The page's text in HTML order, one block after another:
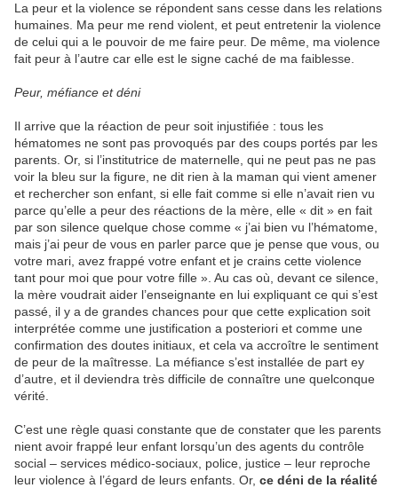
La peur et la violence se répondent sans cesse dans les relations
humaines. Ma peur me rend violent, et peut entretenir la violence
de celui qui a le pouvoir de me faire peur. De même, ma violence
fait peur à l’autre car elle est le signe caché de ma faiblesse.
Peur, méfiance et déni
Il arrive que la réaction de peur soit injustifiée : tous les
hématomes ne sont pas provoqués par des coups portés par les
parents. Or, si l’institutrice de maternelle, qui ne peut pas ne pas
voir la bleu sur la figure, ne dit rien à la maman qui vient amener
et rechercher son enfant, si elle fait comme si elle n’avait rien vu
parce qu’elle a peur des réactions de la mère, elle « dit » en fait
par son silence quelque chose comme « j’ai bien vu l’hématome,
mais j’ai peur de vous en parler parce que je pense que vous, ou
votre mari, avez frappé votre enfant et je crains cette violence
tant pour moi que pour votre fille ». Au cas où, devant ce silence,
la mère voudrait aider l’enseignante en lui expliquant ce qui s’est
passé, il y a de grandes chances pour que cette explication soit
interprétée comme une justification a posteriori et comme une
confirmation des doutes initiaux, et cela va accroître le sentiment
de peur de la maîtresse. La méfiance s’est installée de part ey
d’autre, et il deviendra très difficile de connaître une quelconque
vérité.
C’est une règle quasi constante que de constater que les parents
nient avoir frappé leur enfant lorsqu’un des agents du contrôle
social – services médico-sociaux, police, justice – leur reproche
leur violence à l’égard de leurs enfants. Or, ce déni de la réalité